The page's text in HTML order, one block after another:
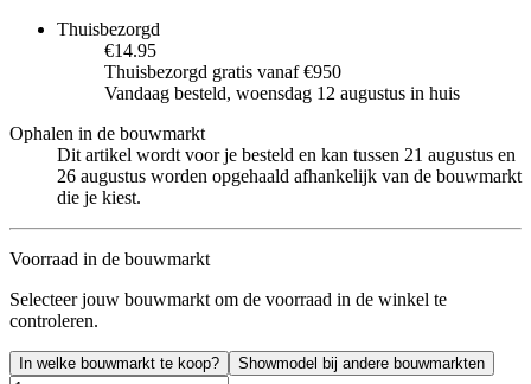
Thuisbezorgd
€14.95
Thuisbezorgd gratis vanaf €950
Vandaag besteld, woensdag 12 augustus in huis
Ophalen in de bouwmarkt
Dit artikel wordt voor je besteld en kan tussen 21 augustus en
26 augustus worden opgehaald afhankelijk van de bouwmarkt
die je kiest.
Voorraad in de bouwmarkt
Selecteer jouw bouwmarkt om de voorraad in de winkel te
controleren.
In welke bouwmarkt te koop? Showmodel bij andere bouwmarkten